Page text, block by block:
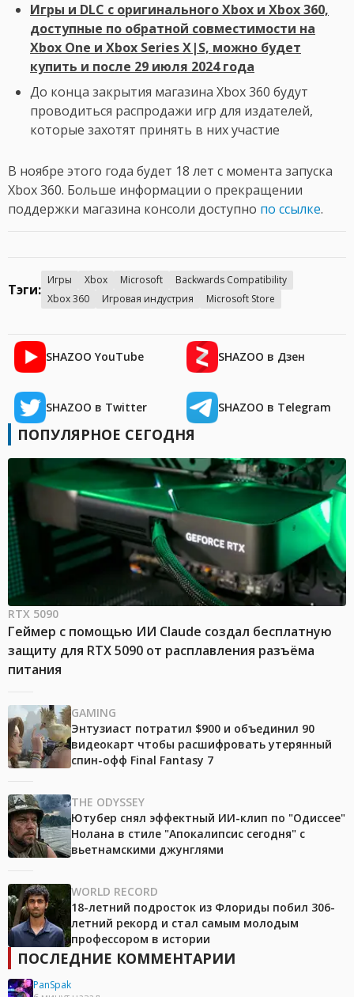
Игры и DLC с оригинального Xbox и Xbox 360,
доступные по обратной совместимости на
Xbox One и Xbox Series X|S, можно будет
купить и после 29 июля 2024 года
До конца закрытия магазина Xbox 360 будут
проводиться распродажи игр для издателей,
которые захотят принять в них участие
В ноябре этого года будет 18 лет с момента запуска
Xbox 360. Больше информации о прекращении
поддержки магазина консоли доступно по ссылке.
Тэги:
Игры Xbox Microsoft
Backwards Compatibility
Xbox 360
Игровая индустрия Microsoft Store
SHAZOO YouTube SHAZOO в Дзен
SHAZOO в Twitter SHAZOO в Telegram
ПОПУЛЯРНОЕ СЕГОДНЯ
RTX 5090
Геймер с помощью ИИ Claude создал бесплатную
защиту для RTX 5090 от расплавления разъёма
питания
GAMING
Энтузиаст потратил $900 и объединил 90
видеокарт чтобы расшифровать утерянный
спин-офф Final Fantasy 7
THE ODYSSEY
Ютубер снял эффектный ИИ-клип по "Одиссее"
Нолана в стиле "Апокалипсис сегодня" с
вьетнамскими джунглями
WORLD RECORD
18-летний подросток из Флориды побил 306-
летний рекорд и стал самым молодым
профессором в истории
ПОСЛЕДНИЕ КОММЕНТАРИИ
PanSpak